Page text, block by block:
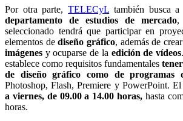
Por otra parte, TELECyL también busca
departamento de estudios de mercado,
seleccionado tendrá que participar en
elementos dediseño gráfico, además de crear
imágenes y ocuparse de la edición de vídeos
establece como requisitos fundamentales
de diseño gráfico como de programas
Photoshop, Flash, Premiere y PowerPoint.
a viernes, de 09.00 a 14.00 horas, hasta
horas.